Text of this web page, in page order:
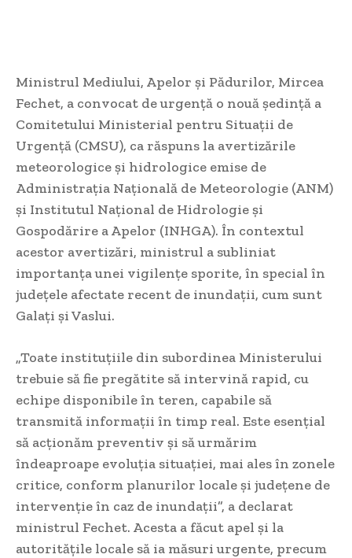
Ministrul Mediului, Apelor și Pădurilor, Mircea
Fechet, a convocat de urgență o nouă ședință a
Comitetului Ministerial pentru Situații de
Urgență (CMSU), ca răspuns la avertizările
meteorologice și hidrologice emise de
Administrația Națională de Meteorologie (ANM)
și Institutul Național de Hidrologie și
Gospodărire a Apelor (INHGA). În contextul
acestor avertizări, ministrul a subliniat
importanța unei vigilențe sporite, în special în
județele afectate recent de inundații, cum sunt
Galați și Vaslui.
„Toate instituțiile din subordinea Ministerului
trebuie să fie pregătite să intervină rapid, cu
echipe disponibile în teren, capabile să
transmită informații în timp real. Este esențial
să acționăm preventiv și să urmărim
îndeaproape evoluția situației, mai ales în zonele
critice, conform planurilor locale și județene de
intervenție în caz de inundații”, a declarat
ministrul Fechet. Acesta a făcut apel și la
autoritățile locale să ia măsuri urgente, precum